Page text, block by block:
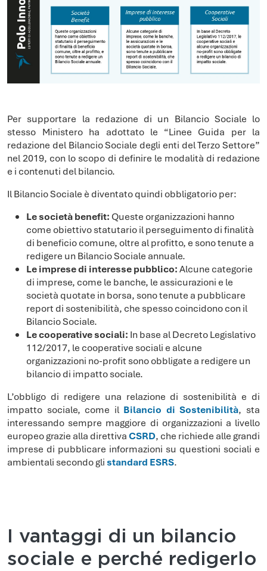
Per supportare la redazione di un Bilancio Sociale lo
stesso Ministero ha adottato le “Linee Guida per la
redazione del Bilancio Sociale degli enti del Terzo Settore”
nel 2019, con lo scopo di definire le modalità di redazione
e i contenuti del bilancio.
Il Bilancio Sociale è diventato quindi obbligatorio per:
Le società benefit: Queste organizzazioni hanno
come obiettivo statutario il perseguimento di finalità
di beneficio comune, oltre al profitto, e sono tenute a
redigere un Bilancio Sociale annuale.
Le imprese di interesse pubblico:Alcune categorie
di imprese, come le banche, le assicurazioni e le
società quotate in borsa, sono tenute a pubblicare
report di sostenibilità, che spesso coincidono con il
Bilancio Sociale.
Le cooperative sociali: In base al Decreto Legislativo
112/2017, le cooperative sociali e alcune
organizzazioni no-profit sono obbligate a redigere un
bilancio di impatto sociale.
L’obbligo di redigere una relazione di sostenibilità e di
impatto sociale, come il Bilancio di Sostenibilità, sta
interessando sempre maggiore di organizzazioni a livello
europeo grazie alla direttivaCSRD, che richiede alle grandi
imprese di pubblicare informazioni su questioni sociali e
ambientali secondo gli standard ESRS.
I vantaggi di un bilancio
sociale e perché redigerlo